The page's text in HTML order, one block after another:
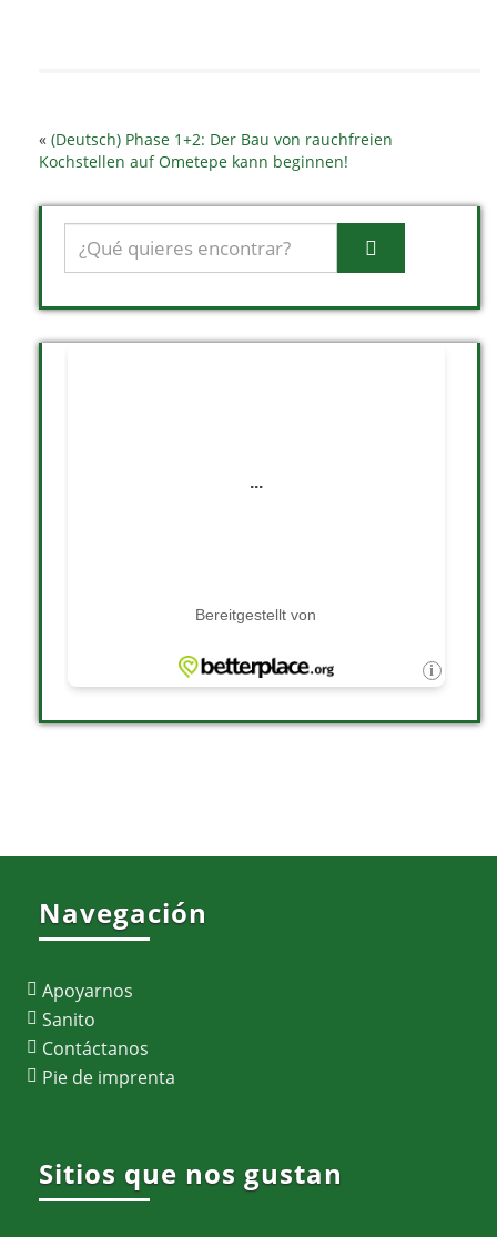
« (Deutsch) Phase 1+2: Der Bau von rauchfreien
Kochstellen auf Ometepe kann beginnen!
Navegación
Apoyarnos
Sanito
Contáctanos
Pie de imprenta
Sitios que nos gustan